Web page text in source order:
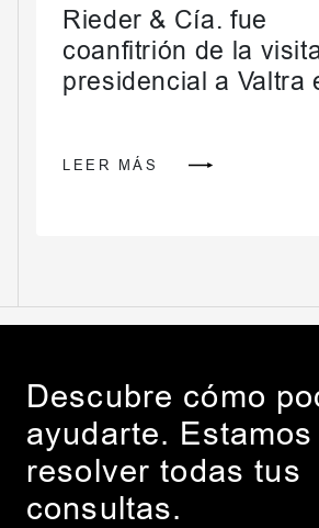
Rieder & Cía. fue
coanfitrión de la
presidencial a Valtra
LEER MÁS
Descubre cómo
ayudarte.
resolver todas tus
consultas.